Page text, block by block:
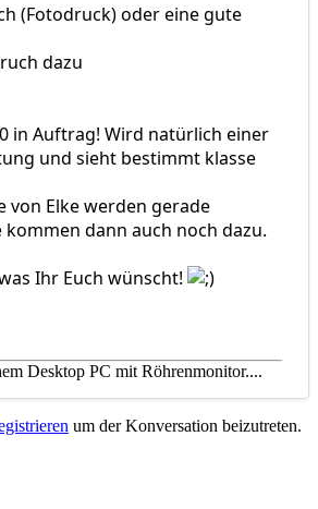
(Fotodruck) oder eine gute
dazu
in Auftrag! Wird natürlich einer
und sieht bestimmt klasse
von Elke werden gerade
dann auch noch dazu.
Ihr Euch wünscht!
Desktop PC mit Röhrenmonitor....
um der Konversation beizutreten.